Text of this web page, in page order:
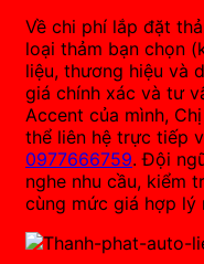
Về chi phí lắp đặt
loại thảm bạn chọn
liệu, thương hiệu và
giá chính xác và tư
Accent của mình,
thể liên hệ trực tiếp
0977666759. Đội
nghe nhu cầu, kiểm
cùng mức giá hợp lý